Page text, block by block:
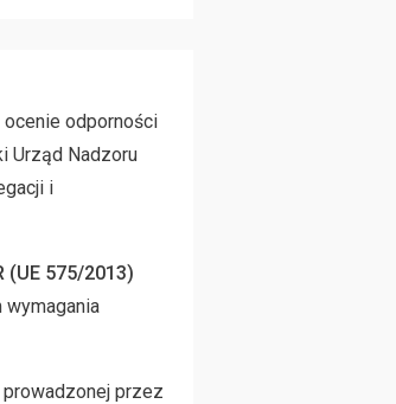
odporności
Urząd Nadzoru
i
(UE 575/2013)
przez